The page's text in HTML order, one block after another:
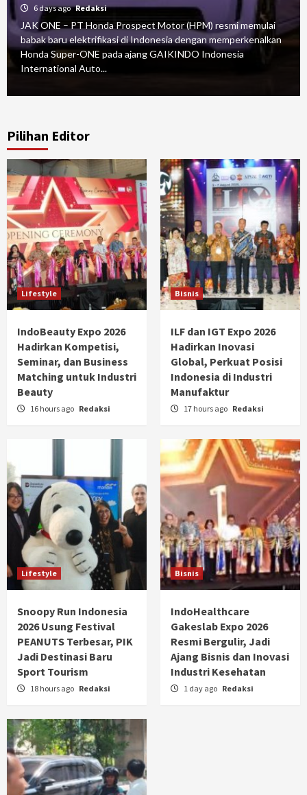
6 days ago Redaksi
JAK ONE – PT Honda Prospect Motor (HPM) resmi memulai
babak baru elektrifikasi di Indonesia dengan memperkenalkan
Honda Super-ONE pada ajang GAIKINDO Indonesia
International Auto...
Pilihan Editor
Lifestyle
IndoBeauty Expo 2026
Hadirkan Kompetisi,
Seminar, dan Business
Matching untuk Industri
Beauty
16 hours ago Redaksi
Bisnis
ILF dan IGT Expo 2026
Hadirkan Inovasi
Global, Perkuat Posisi
Indonesia di Industri
Manufaktur
17 hours ago Redaksi
Lifestyle
Snoopy Run Indonesia
2026 Usung Festival
PEANUTS Terbesar, PIK
Jadi Destinasi Baru
Sport Tourism
18 hours ago Redaksi
Bisnis
IndoHealthcare
Gakeslab Expo 2026
Resmi Bergulir, Jadi
Ajang Bisnis dan Inovasi
Industri Kesehatan
1 day ago Redaksi